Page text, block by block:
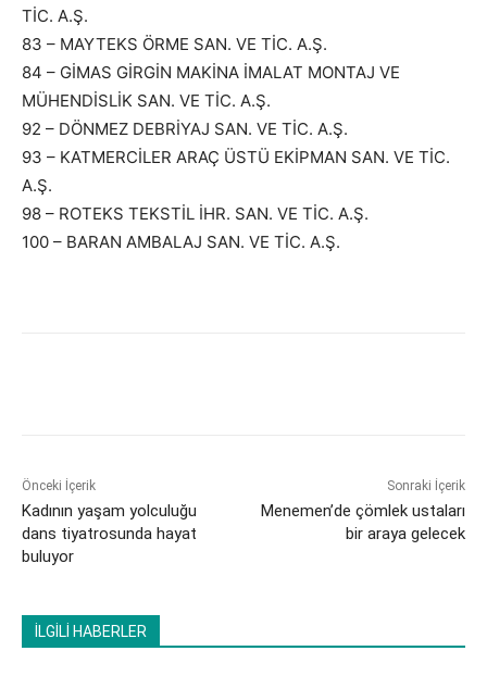
TİC. A.Ş.
83 – MAYTEKS ÖRME SAN. VE TİC. A.Ş.
84 – GİMAS GİRGİN MAKİNA İMALAT MONTAJ VE
MÜHENDİSLİK SAN. VE TİC. A.Ş.
92 – DÖNMEZ DEBRİYAJ SAN. VE TİC. A.Ş.
93 – KATMERCİLER ARAÇ ÜSTÜ EKİPMAN SAN. VE TİC.
A.Ş.
98 – ROTEKS TEKSTİL İHR. SAN. VE TİC. A.Ş.
100 – BARAN AMBALAJ SAN. VE TİC. A.Ş.
Önceki İçerik
Kadının yaşam yolculuğu
dans tiyatrosunda hayat
buluyor
Sonraki İçerik
Menemen’de çömlek ustaları
bir araya gelecek
İLGİLİ HABERLER